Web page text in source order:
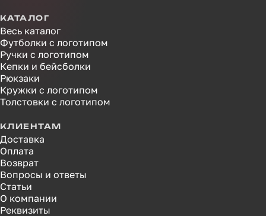
КАТАЛОГ
Весь каталог
Футболки с логотипом
Ручки с логотипом
Кепки и бейсболки
Рюкзаки
Кружки с логотипом
Толстовки с логотипом
КЛИЕНТАМ
Доставка
Оплата
Возврат
Вопросы и ответы
Статьи
О компании
Реквизиты